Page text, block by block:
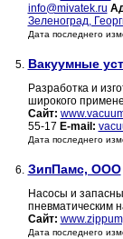
info@mivatek.ru
Зеленоград,
Дата последнего
5. Вакуумные
Разработка и
широкого
Сайт:
55-17 E-mail:
Дата последнего
6. ЗипПамс, ООО
Насосы и
пневматическим
Сайт:
Дата последнего